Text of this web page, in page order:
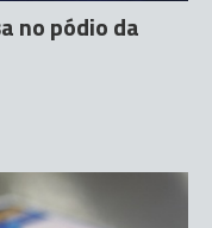
no pódio da